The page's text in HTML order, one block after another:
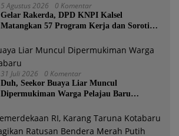
5 Agustus 2026 0 Komentar
Gelar Rakerda, DPD KNPI Kalsel
Matangkan 57 Program Kerja dan Soroti
31 Juli 2026 0 Komentar
Duh, Seekor Buaya Liar Muncul
Dipermukiman Warga Pelajau Baru